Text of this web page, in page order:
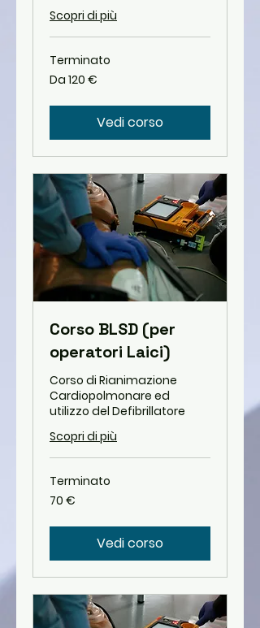
Scopri di più
Terminato
Da
120
Da 120 €
Vedi corso
Corso BLSD (per
operatori Laici)
Corso di Rianimazione
Cardiopolmonare ed
utilizzo del Defibrillatore
Scopri di più
Terminato
70
euro
70 €
Vedi corso